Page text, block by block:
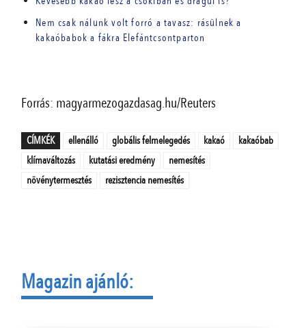
Nem csak nálunk volt forró a tavasz: rásülnek a
kakaóbabok a fákra Elefántcsontparton
Forrás: magyarmezogazdasag.hu/Reuters
CÍMKÉK ellenálló globális felmelegedés kakaó
kakaóbab
klímaváltozás
kutatási eredmény
nemesítés
növénytermesztés
rezisztencia nemesítés
Magazin ajánló: